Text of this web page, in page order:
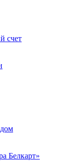
счет
Белкарт»